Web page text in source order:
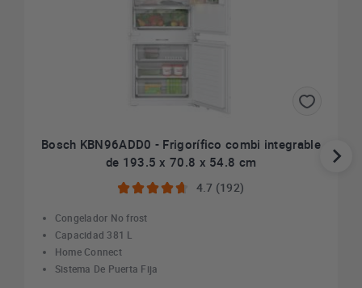
Bosch KBN96ADD0 - Frigorífico combi integrable
de 193.5 x 70.8 x 54.8 cm
4.7 (192)
Congelador No frost
Capacidad 381 L
Home Connect
Sistema De Puerta Fija